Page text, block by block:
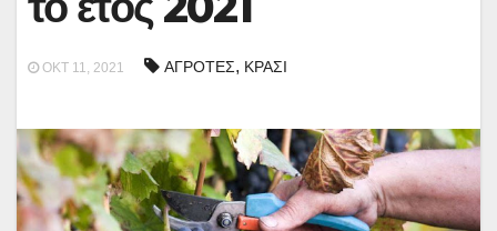
ΟΚΤ 11, 2021 ΑΓΡΟΤΕΣ, ΚΡΑΣΙ